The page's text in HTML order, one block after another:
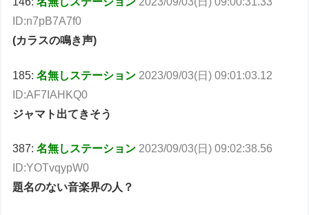
ID:n7pB7A7f0
(カラスの鳴き声)
185:名無しステーション 2023/09/03(日) 09:01:03.12
ID:AF7IAHKQ0
ジャマト出てきそう
387:名無しステーション 2023/09/03(日) 09:02:38.56
ID:YOTvqypW0
題名のない音楽界の人？